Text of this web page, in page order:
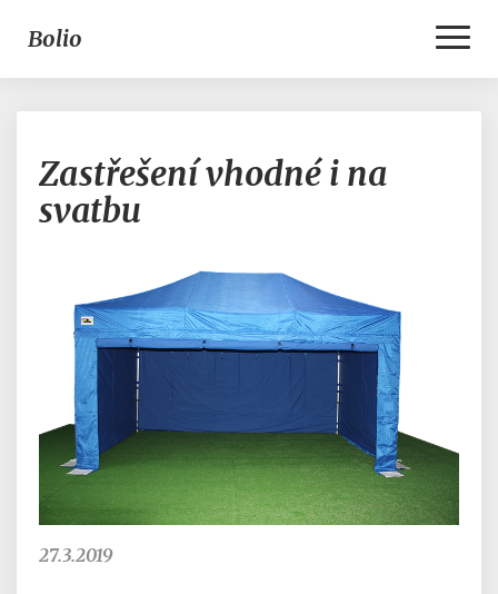
Bolio
vhodné
i
Zastřešení vhodné i na
svatbu
27.3.2019